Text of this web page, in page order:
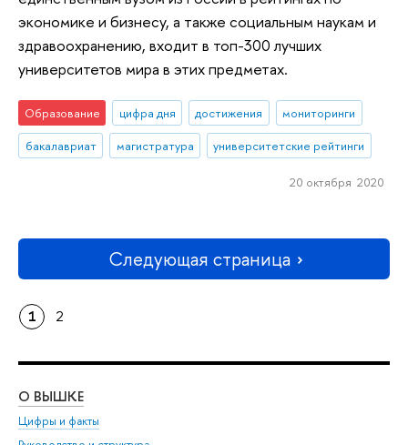
экономике и бизнесу, а также социальным наукам и
здравоохранению, входит в топ-300 лучших
университетов мира в этих предметах.
Образование цифра дня достижения
мониторинги
бакалавриат
магистратура университетские рейтинги
20 октября 2020
Следующая страница
1 2
О ВЫШКЕ
Цифры и факты